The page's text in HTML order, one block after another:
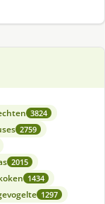
3824
2759
2015
1434
1297